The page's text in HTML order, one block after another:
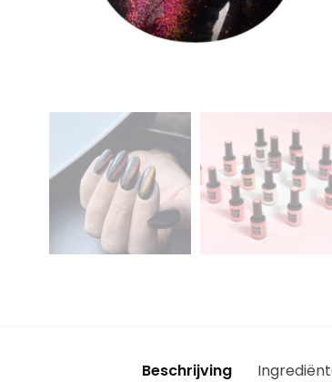
Beschrijving